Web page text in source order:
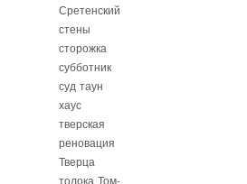
Сретенский
стены
сторожка
субботник
суд таун
хаус
тверская
реновация
Тверца
толока Том-